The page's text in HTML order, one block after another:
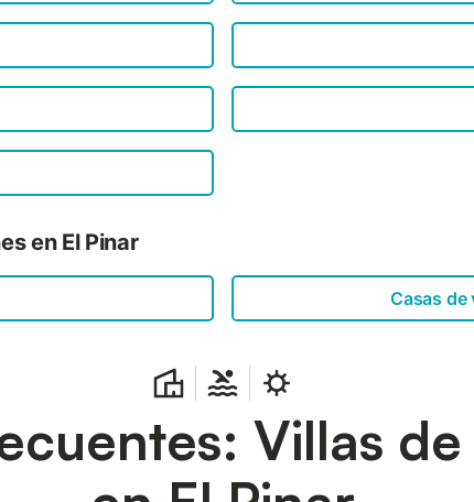
en El Pinar
Casas de
Villas